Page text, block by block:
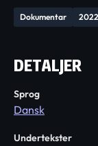
Dokumentar 2022
DETALJER
Sprog
Dansk
Undertekster